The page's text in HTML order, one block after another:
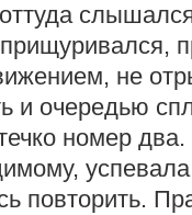
не
и очередью
номер
повторить.